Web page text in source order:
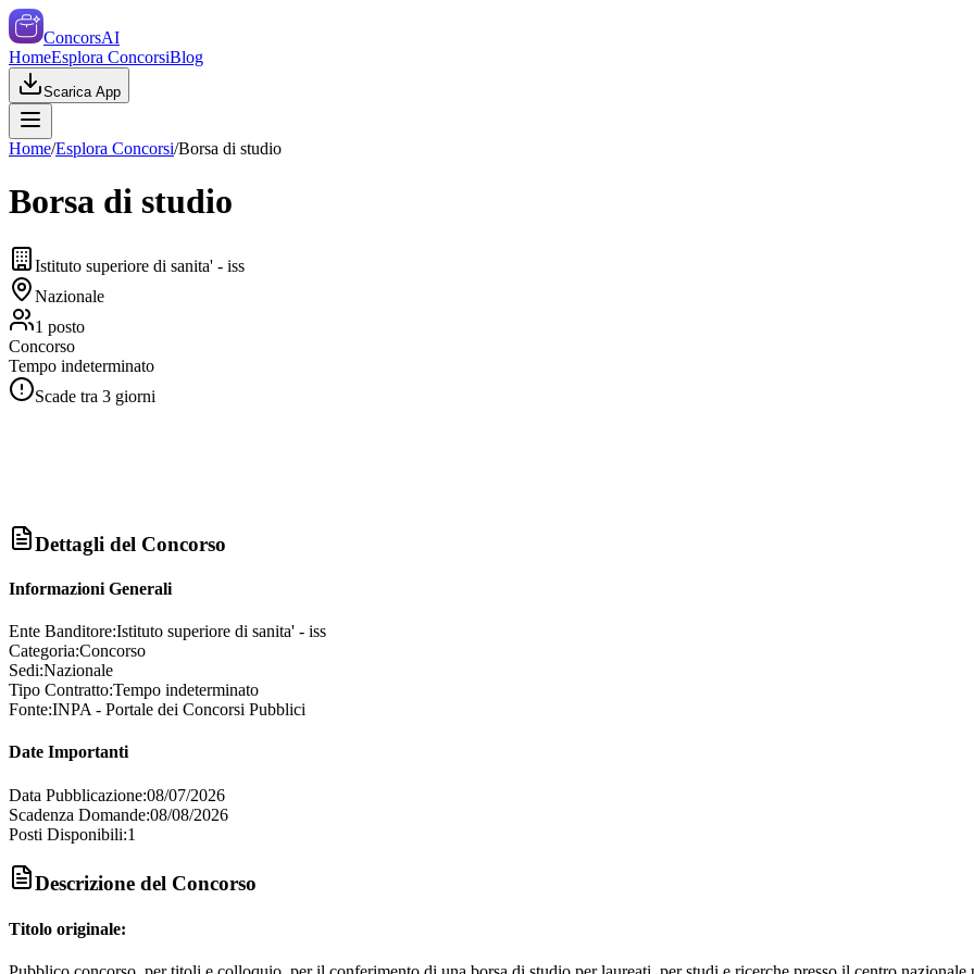
ConcorsAI
HomeEsplora ConcorsiBlog
Scarica App
Home/Esplora Concorsi/Borsa di studio
Borsa di studio
Istituto superiore di sanita' - iss
Nazionale
1 posto
Concorso
Tempo indeterminato
Scade tra 3 giorni
Dettagli del Concorso
Informazioni Generali
Ente Banditore:Istituto superiore di sanita' - iss
Categoria:Concorso
Sedi:Nazionale
Tipo Contratto:Tempo indeterminato
Fonte:INPA - Portale dei Concorsi Pubblici
Date Importanti
Data Pubblicazione:08/07/2026
Scadenza Domande:08/08/2026
Posti Disponibili:1
Descrizione del Concorso
Titolo originale: